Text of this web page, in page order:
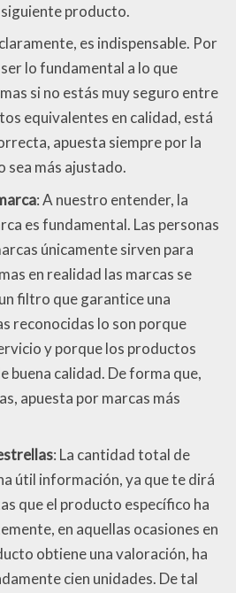
producto.
es indispensable. Por
lo fundamental a lo que
si no estás muy seguro entre
equivalentes en calidad, está
apuesta siempre por la
sea más ajustado.
: A nuestro entender, la
es fundamental. Las personas
únicamente sirven para
en realidad las marcas se
filtro que garantice una
reconocidas lo son porque
y porque los productos
buena calidad. De forma que,
apuesta por marcas más
: La cantidad total de
útil información, ya que te dirá
que el producto específico ha
en aquellas ocasiones en
obtiene una valoración, ha
cien unidades. De tal